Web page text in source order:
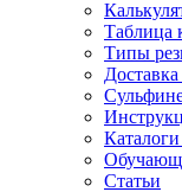
Таблица
Типы
Статьи